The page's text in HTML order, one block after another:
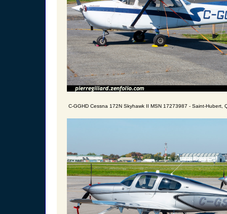
C-GGHD Cessna 172N Skyhawk II MSN 17273987 - Saint-Hubert,